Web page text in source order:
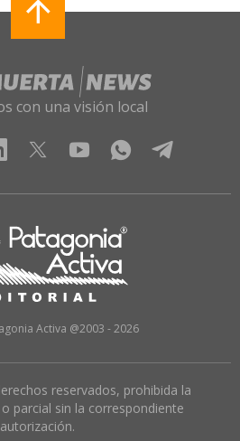
con una visión local
Activa @2003 - 2026
reservados, prohibida la
parcial sin la correspondiente
autorización.